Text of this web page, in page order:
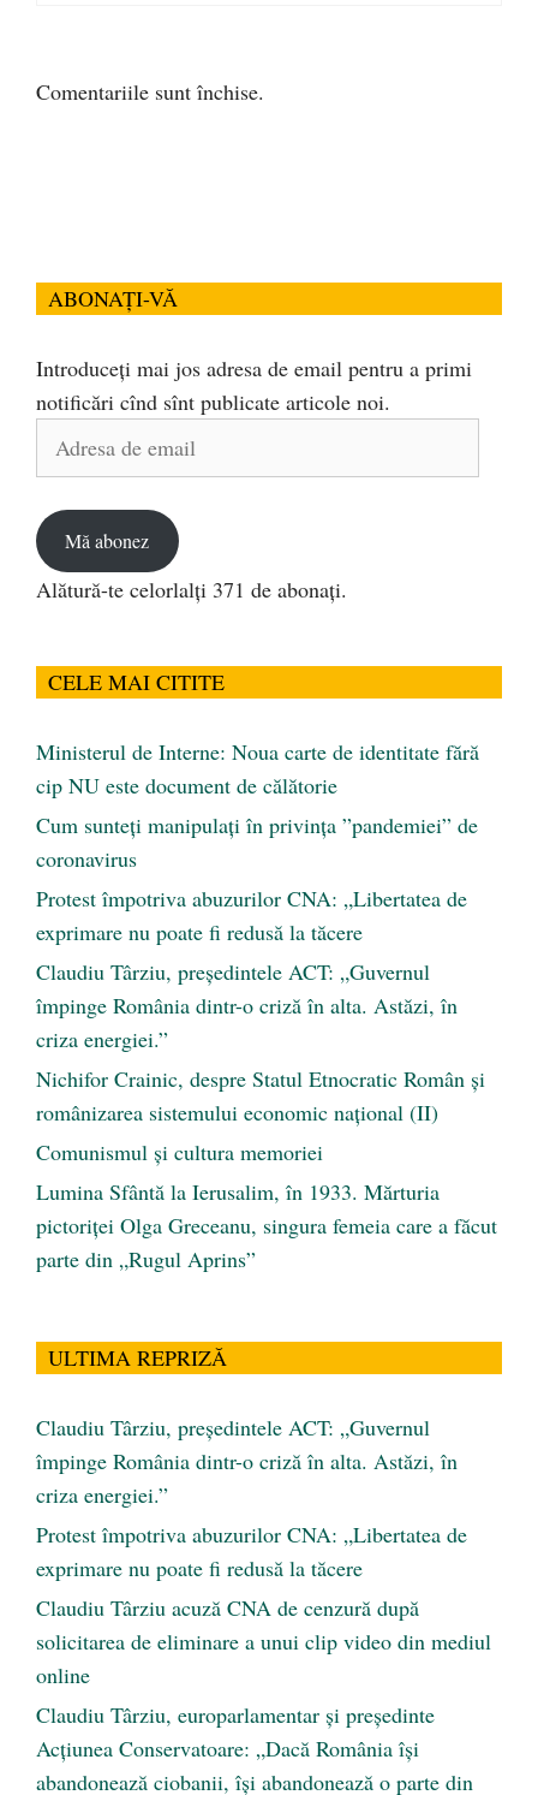
Comentariile sunt închise.
ABONAȚI-VĂ
Introduceți mai jos adresa de email pentru a primi
notificări cînd sînt publicate articole noi.
Adresa
Mă abonez
Alătură-te celorlalți 371 de abonați.
CELE MAI CITITE
Ministerul de Interne: Noua carte de identitate fără
cip NU este document de călătorie
Cum sunteți manipulați în privința ”pandemiei” de
coronavirus
Protest împotriva abuzurilor CNA: „Libertatea de
exprimare nu poate fi redusă la tăcere
Claudiu Târziu, președintele ACT: „Guvernul
împinge România dintr-o criză în alta. Astăzi, în
criza energiei.”
Nichifor Crainic, despre Statul Etnocratic Român şi
românizarea sistemului economic naţional (II)
Comunismul şi cultura memoriei
Lumina Sfântă la Ierusalim, în 1933. Mărturia
pictoriței Olga Greceanu, singura femeia care a făcut
parte din „Rugul Aprins”
ULTIMA REPRIZĂ
Claudiu Târziu, președintele ACT: „Guvernul
împinge România dintr-o criză în alta. Astăzi, în
criza energiei.”
Protest împotriva abuzurilor CNA: „Libertatea de
exprimare nu poate fi redusă la tăcere
Claudiu Târziu acuză CNA de cenzură după
solicitarea de eliminare a unui clip video din mediul
online
Claudiu Târziu, europarlamentar și președinte
Acțiunea Conservatoare: „Dacă România își
abandonează ciobanii, își abandonează o parte din